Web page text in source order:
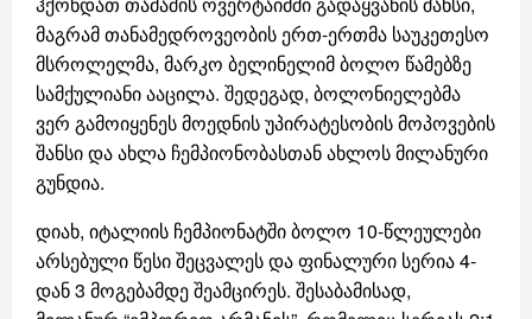
მაგრამ თანამედროვეობის ერთ-ერთმა საუკეთესო
მსროლელმა, მარკო ბელინელიმ ბოლო წამებზე
სამქულიანი ააცილა. შედეგად, ბოლონიელებმა
ვერ გამოიყენეს მოედნის უპირატესობის მოპოვების
შანსი და ახლა ჩემპიონობასთან ახლოს მილანური
გუნდია.
დიახ, იტალიის ჩემპიონატში ბოლო 10-წლეულები
არსებული წესი შეცვალეს და ფინალური სერია 4-
დან 3 მოგებამდე შეამცირეს. შესაბამისად,